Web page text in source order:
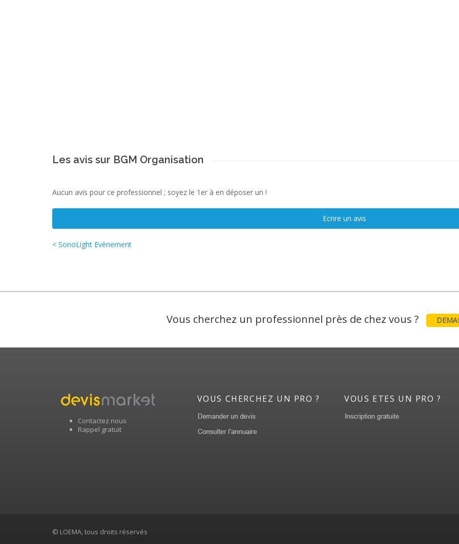
Les avis sur BGM Organisation
Aucun avis pour ce professionnel ; soyez le 1er à en déposer un !
Ecrire un avis
< SonoLight Evènement
Vous cherchez un professionnel près de chez vous ?
Contactez nous
Rappel gratuit
VOUS CHERCHEZ UN PRO ? VOUS ETES UN PRO ?
© LOEMA, tous droits réservés